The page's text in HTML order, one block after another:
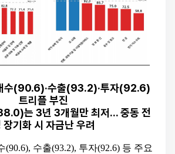
수(90.6)·수출(93.2)·투자(92.6)
트리플 부진
는 3년 3개월만 최저... 중동 전
장기화 시 자금난 우려
(90.6), 수출(93.2), 투자(92.6) 등 주요